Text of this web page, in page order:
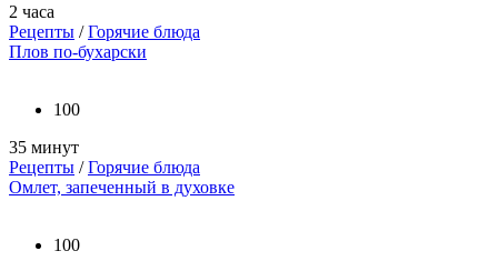
2 часа
Рецепты /Горячие блюда
Плов по-бухарски
100
35 минут
Рецепты /Горячие блюда
Омлет, запеченный в духовке
100